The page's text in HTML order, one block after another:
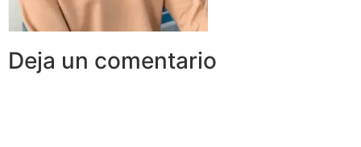
Deja un comentario